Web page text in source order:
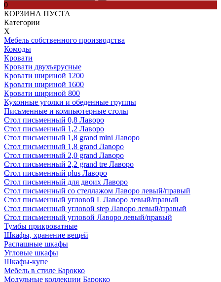
0
КОРЗИНА ПУСТА
Категории
Х
Мебель собственного производства
Комоды
Кровати
Кровати двухъярусные
Кровати шириной 1200
Кровати шириной 1600
Кровати шириной 800
Кухонные уголки и обеденные группы
Письменные и компьютерные столы
Стол письменный 0,8 Лаворо
Стол письменный 1,2 Лаворо
Стол письменный 1,8 grand mini Лаворо
Стол письменный 1,8 grand Лаворо
Стол письменный 2,0 grand Лаворо
Стол письменный 2,2 grand tre Лаворо
Стол письменный plus Лаворо
Стол письменный для двоих Лаворо
Стол письменный со стеллажом Лаворо левый/правый
Стол письменный угловой L Лаворо левый/правый
Стол письменный угловой step Лаворо левый/правый
Стол письменный угловой Лаворо левый/правый
Тумбы прикроватные
Шкафы, хранение вещей
Распашные шкафы
Угловые шкафы
Шкафы-купе
Мебель в стиле Барокко
Модульные коллекции Барокко